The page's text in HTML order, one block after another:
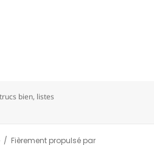
bien, listes
Fièrement propulsé par